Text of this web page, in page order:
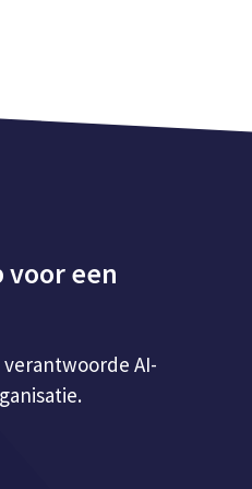
voor een
AI-